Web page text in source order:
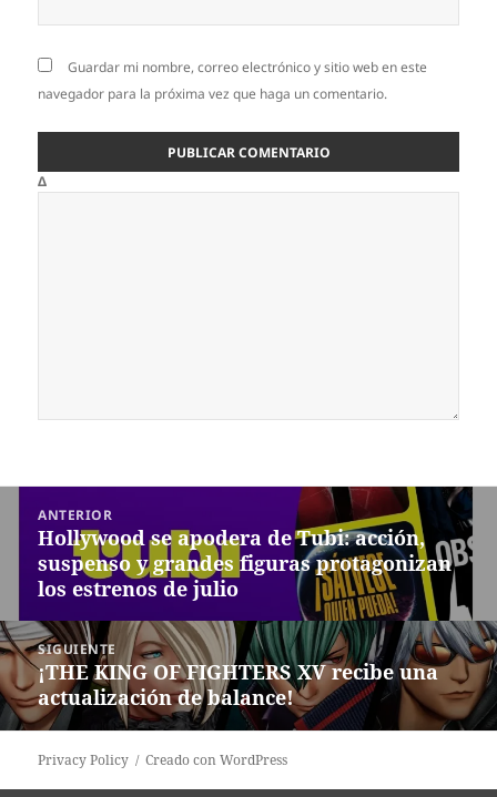
Guardar mi nombre, correo electrónico y sitio web en este
navegador para la próxima vez que haga un comentario.
Δ
entradas
ANTERIOR
Entrada
anterior:
Hollywood se apodera de Tubi: acción,
suspenso y grandes figuras protagonizan
los estrenos de julio
SIGUIENTE
Siguiente
entrada:
¡THE KING OF FIGHTERS XV recibe una
actualización de balance!
Privacy Policy Creado con WordPress